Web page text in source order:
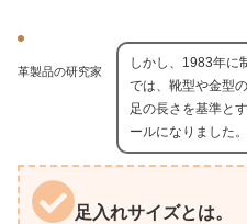
革製品の研究家
しかし、1983年に
では、靴型や金型
足の長さを基準と
ールになりました。
足入れサイズとは。